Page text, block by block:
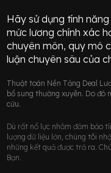
Hãy sử dụng tính năng
mức lương chính xác
chuyên môn, quy mô
luận chuyên sâu của
Thuật toán Nền Tảng Deal
bổ sung thường xuyên. Do đó
cứu.
Dù rất nổ lực nhằm đảm bảo
lượng dữ liệu lớn, chúng tôi
những kết quả được trả ra.
Bạn.